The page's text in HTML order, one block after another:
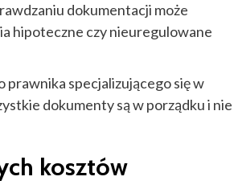
dokumentacji może
hipoteczne czy nieuregulowane
prawnika specjalizującego się w
dokumenty są w porządku i nie
kosztów